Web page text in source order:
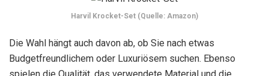
Harvil Krocket-Set (Quelle: Amazon)
Die Wahl hängt auch davon ab, ob Sie nach etwas
Budgetfreundlichem oder Luxuriösem suchen. Ebenso
spielen die Qualität, das verwendete Material und die